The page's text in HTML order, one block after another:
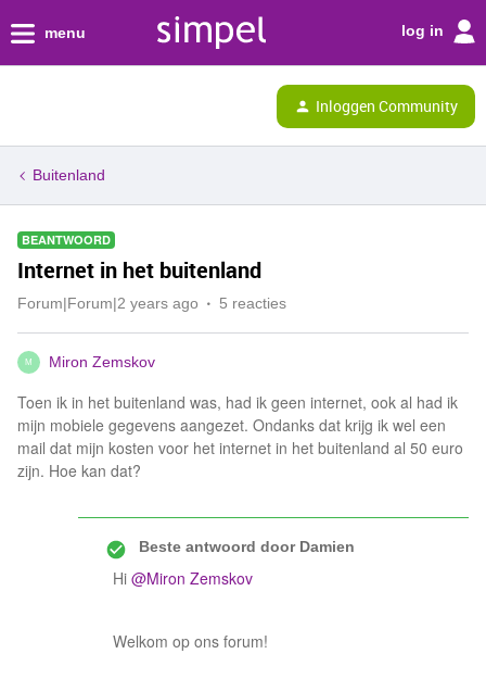
menu log in
Inloggen Community
Buitenland
BEANTWOORD
Internet in het buitenland
Forum|Forum|2 years ago 5 reacties
M Miron Zemskov
Toen ik in het buitenland was, had ik geen internet, ook al had ik
mijn mobiele gegevens aangezet. Ondanks dat krijg ik wel een
mail dat mijn kosten voor het internet in het buitenland al 50 euro
zijn. Hoe kan dat?
Beste antwoord doorDamien
Hi @Miron Zemskov
Welkom op ons forum!